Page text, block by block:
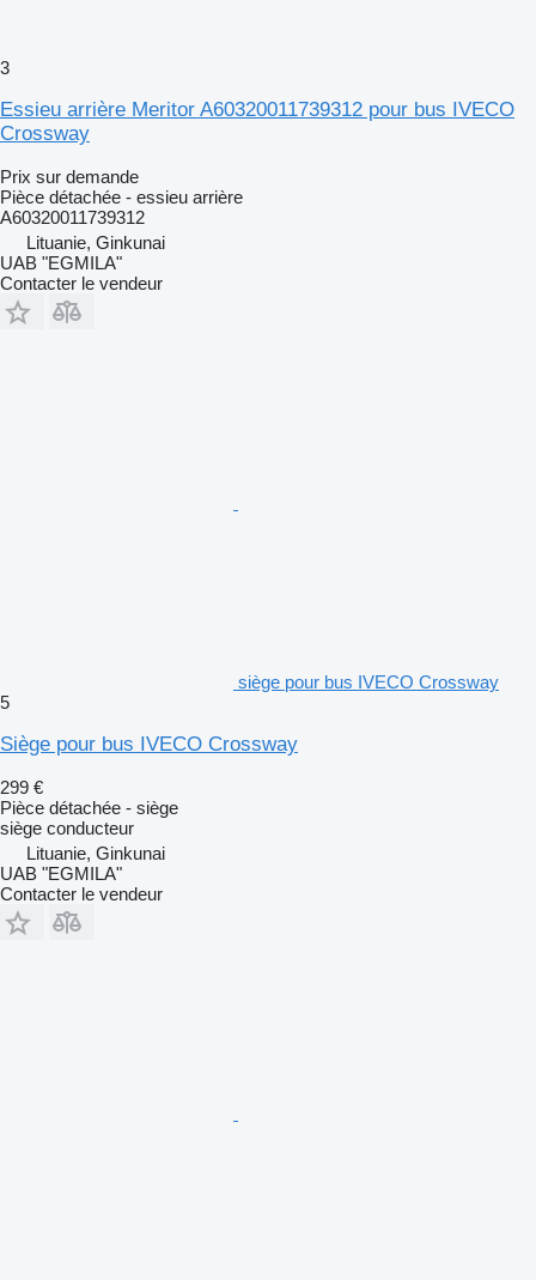
3
Essieu arrière Meritor A60320011739312 pour bus IVECO
Crossway
Prix sur demande
Pièce détachée - essieu arrière
A60320011739312
Lituanie, Ginkunai
UAB "EGMILA"
Contacter le vendeur
siège pour bus IVECO Crossway
5
Siège pour bus IVECO Crossway
299 €
Pièce détachée - siège
siège conducteur
Lituanie, Ginkunai
UAB "EGMILA"
Contacter le vendeur